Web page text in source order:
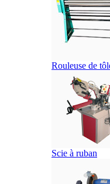
Rouleuse de
Scie à ruban